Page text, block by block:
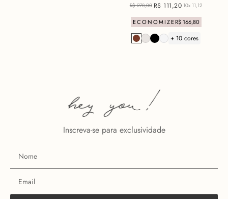
R$ 278,00 R$ 111,20 10x 11,12
ECONOMIZER$ 166,80
+ 10 cores
Inscreva-se para exclusividade